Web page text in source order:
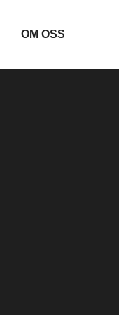
OM OSS